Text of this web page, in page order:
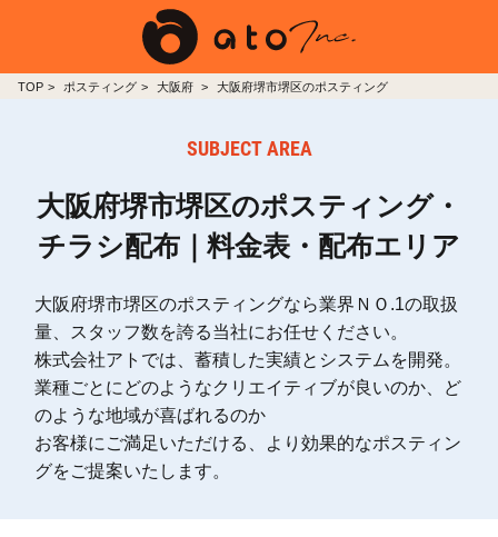
TOP ポスティング 大阪府 大阪府堺市堺区のポスティング
SUBJECT AREA
大阪府堺市堺区のポスティング・
チラシ配布｜料金表・配布エリア
大阪府堺市堺区のポスティングなら業界ＮＯ.1の取扱
量、スタッフ数を誇る当社にお任せください。
株式会社アトでは、蓄積した実績とシステムを開発。
業種ごとにどのようなクリエイティブが良いのか、ど
のような地域が喜ばれるのか
お客様にご満足いただける、より効果的なポスティン
グをご提案いたします。